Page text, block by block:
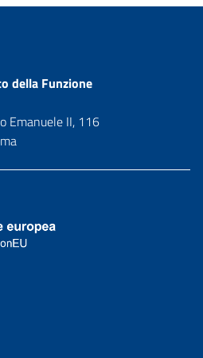
della Funzione
Emanuele II, 116